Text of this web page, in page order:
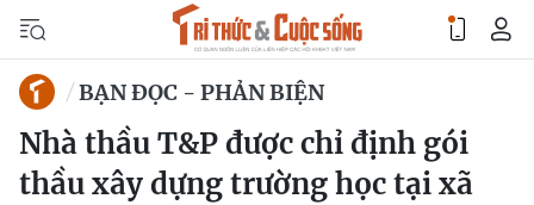
BẠN ĐỌC - PHẢN BIỆN
Nhà thầu T&P được chỉ định gói
thầu xây dựng trường học tại xã